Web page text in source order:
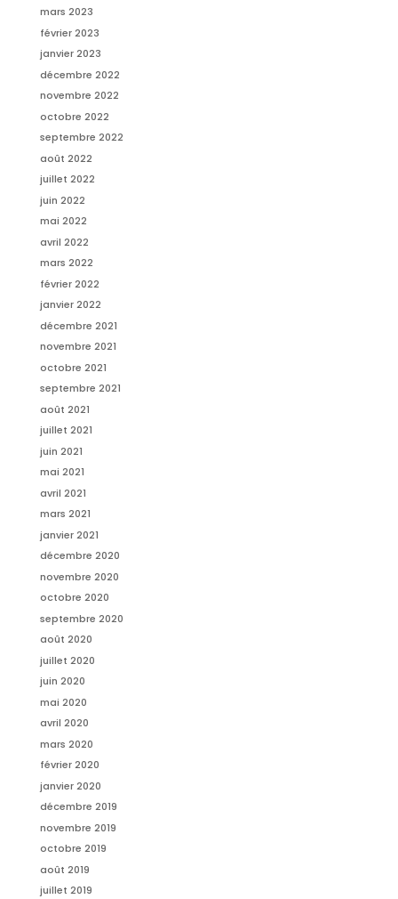
mars 2023
février 2023
janvier 2023
décembre 2022
novembre 2022
octobre 2022
septembre 2022
août 2022
juillet 2022
juin 2022
mai 2022
avril 2022
mars 2022
février 2022
janvier 2022
décembre 2021
novembre 2021
octobre 2021
septembre 2021
août 2021
juillet 2021
juin 2021
mai 2021
avril 2021
mars 2021
janvier 2021
décembre 2020
novembre 2020
octobre 2020
septembre 2020
août 2020
juillet 2020
juin 2020
mai 2020
avril 2020
mars 2020
février 2020
janvier 2020
décembre 2019
novembre 2019
octobre 2019
août 2019
juillet 2019